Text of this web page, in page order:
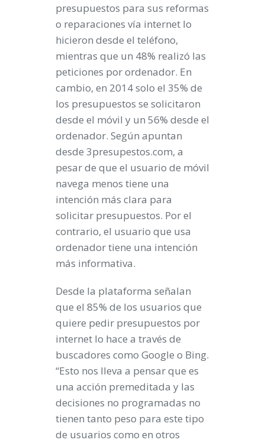
presupuestos para sus reformas
o reparaciones vía internet lo
hicieron desde el teléfono,
mientras que un 48% realizó las
peticiones por ordenador. En
cambio, en 2014 solo el 35% de
los presupuestos se solicitaron
desde el móvil y un 56% desde el
ordenador. Según apuntan
desde 3presupestos.com, a
pesar de que el usuario de móvil
navega menos tiene una
intención más clara para
solicitar presupuestos. Por el
contrario, el usuario que usa
ordenador tiene una intención
más informativa.
Desde la plataforma señalan
que el 85% de los usuarios que
quiere pedir presupuestos por
internet lo hace a través de
buscadores como Google o Bing.
“Esto nos lleva a pensar que es
una acción premeditada y las
decisiones no programadas no
tienen tanto peso para este tipo
de usuarios como en otros